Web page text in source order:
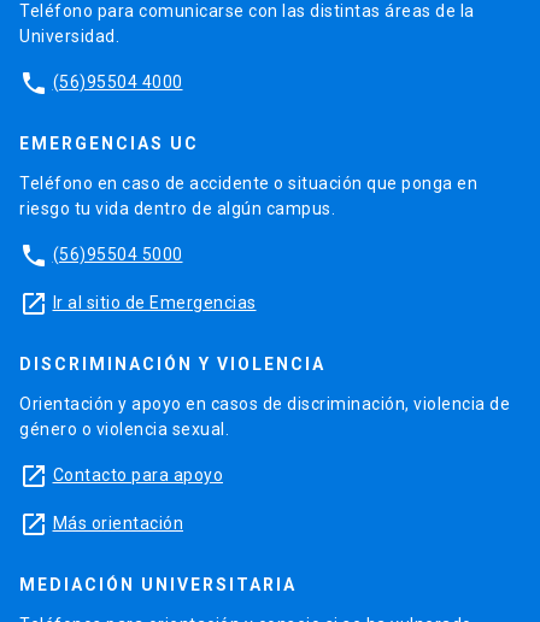
Teléfono para comunicarse con las distintas áreas de la
Universidad.
phone (56)95504 4000
EMERGENCIAS UC
Teléfono en caso de accidente o situación que ponga en
riesgo tu vida dentro de algún campus.
phone (56)95504 5000
launch Ir al sitio de Emergencias
DISCRIMINACIÓN Y VIOLENCIA
Orientación y apoyo en casos de discriminación, violencia de
género o violencia sexual.
launch Contacto para apoyo
launch Más orientación
MEDIACIÓN UNIVERSITARIA